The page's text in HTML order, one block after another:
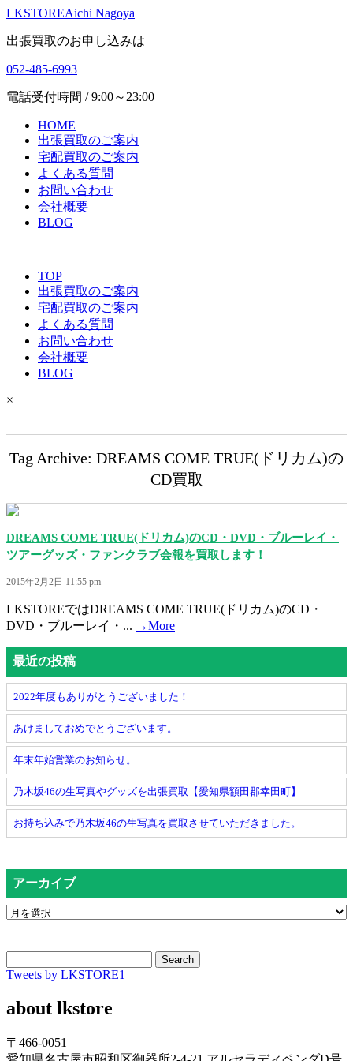
LKSTOREAichi Nagoya
出張買取のお申し込みは
052-485-6993
電話受付時間 / 9:00～23:00
HOME
出張買取のご案内
宅配買取のご案内
よくある質問
お問い合わせ
会社概要
BLOG
TOP
出張買取のご案内
宅配買取のご案内
よくある質問
お問い合わせ
会社概要
BLOG
×
Tag Archive: DREAMS COME TRUE(ドリカム)の
CD買取
DREAMS COME TRUE(ドリカム)のCD・DVD・ブルーレイ・
ツアーグッズ・ファンクラブ会報を買取します！
2015年2月2日 11:55 pm
LKSTOREではDREAMS COME TRUE(ドリカム)のCD・
DVD・ブルーレイ・... →More
最近の投稿
2022年度もありがとうございました！
あけましておめでとうございます。
年末年始営業のお知らせ。
乃木坂46の生写真やグッズを出張買取【愛知県額田郡幸田町】
お持ち込みで乃木坂46の生写真を買取させていただきました。
アーカイブ
Search
Tweets by LKSTORE1
about lkstore
〒466-0051